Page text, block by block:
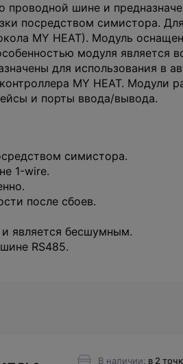
проводной шине и
посредством симистора.
MY HEAT). Модуль
модуля является
для использования в
MY HEAT. Модули
и порты ввода/вывода.
симистора.
1-wire.
после сбоев.
является бесшумным.
RS485.
В наличии: в 2